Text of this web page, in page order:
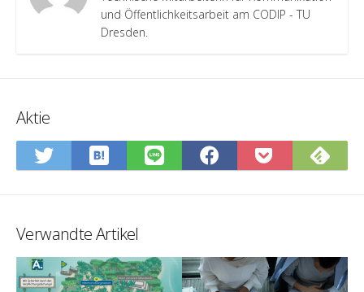
und Öffentlichkeitsarbeit am CODIP - TU
Dresden.
Aktie
Auf
Twitter
In
Hatena-
Auf
LINE
Auf
Facebook
In
Pocket
Sie
Verwandte Artikel